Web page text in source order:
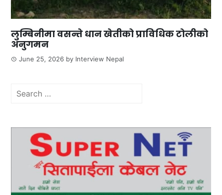
लुम्बिनीमा वसन्ते धान खेतीको प्राविधिक टोलीको
अनुगमन
June 25, 2026 by Interview Nepal
Search